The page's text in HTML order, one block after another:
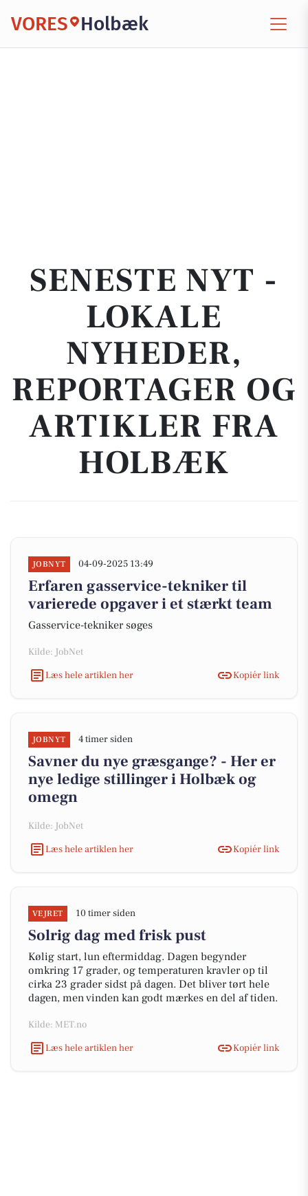
VORES Holbæk
SENESTE NYT -
LOKALE
NYHEDER,
REPORTAGER OG
ARTIKLER FRA
HOLBÆK
JOBNYT 04-09-2025 13:49
Erfaren gasservice-tekniker til
varierede opgaver i et stærkt team
Gasservice-tekniker søges
Kilde: JobNet
Læs hele artiklen her
Kopiér link
JOBNYT 4 timer siden
Savner du nye græsgange? - Her er
nye ledige stillinger i Holbæk og
omegn
Kilde: JobNet
Læs hele artiklen her
Kopiér link
VEJRET 10 timer siden
Solrig dag med frisk pust
Kølig start, lun eftermiddag. Dagen begynder
omkring 17 grader, og temperaturen kravler op til
cirka 23 grader sidst på dagen. Det bliver tørt hele
dagen, men vinden kan godt mærkes en del af tiden.
Kilde: MET.no
Læs hele artiklen her
Kopiér link